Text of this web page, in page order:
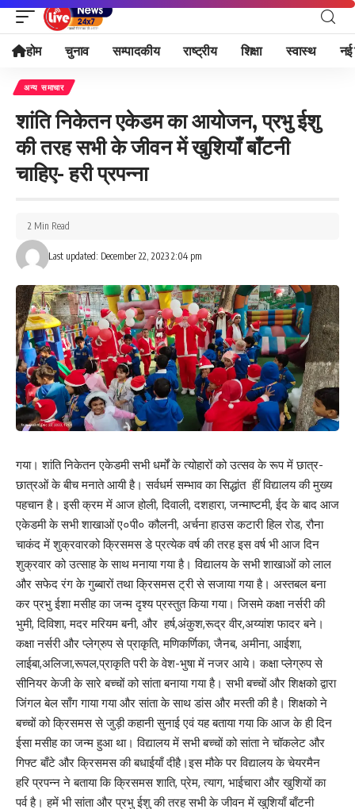
होम चुनाव सम्पादकीय राष्ट्रीय शिक्षा स्वास्थ नई
अन्य समाचार
शांति निकेतन एकेडम का आयोजन, प्रभु ईशु
की तरह सभी के जीवन में खुशियाँ बाँटनी
चाहिए- हरी प्रपन्ना
Last updated: December 22, 2023 2:04 pm
2 Min Read
गया। शांति निकेतन एकेडमी सभी धर्मों के त्योहारों को उत्सव के रूप में छात्र-
छात्रओं के बीच मनाते आयी है। सर्वधर्म सम्भाव का सिद्धांत हीं विद्यालय की मुख्य
पहचान है। इसी क्रम में आज होली, दिवाली, दशहारा, जन्माष्टमी, ईद के बाद आज
एकेडमी के सभी शाखाओं ए०पी० कौलनी, अर्चना हाउस कटारी हिल रोड, रौना
चाकंद में शुक्रवारको क्रिसमस डे प्रत्येक वर्ष की तरह इस वर्ष भी आज दिन
शुक्रवार को उत्साह के साथ मनाया गया है। विद्यालय के सभी शाखाओं को लाल
और सफेद रंग के गुब्बारों तथा क्रिसमस ट्री से सजाया गया है। अस्तबल बना
कर प्रभु ईशा मसीह का जन्म दृश्य प्रस्तुत किया गया। जिसमे कक्षा नर्सरी की
भुमी, दिविशा, मदर मरियम बनी, और हर्ष,अंकुश,रूद्र वीर,अय्यांश फादर बने।
कक्षा नर्सरी और प्लेग्रुप से प्राकृति, मणिकर्णिका, जैनब, अमीना, आईशा,
लाईबा,अलिजा,रूपल,प्राकृति परी के वेश-भुषा में नजर आये। कक्षा प्लेग्रुप से
सीनियर केजी के सारे बच्चों को सांता बनाया गया है। सभी बच्चों और शिक्षको द्वारा
जिंगल बेल साँग गाया गया और सांता के साथ डांस और मस्ती की है। शिक्षको ने
बच्चों को क्रिसमस से जुड़ी कहानी सुनाई एवं यह बताया गया कि आज के ही दिन
ईसा मसीह का जन्म हुआ था। विद्यालय में सभी बच्चों को सांता ने चॉकलेट और
गिफ्ट बाँटे और क्रिसमस की बधाईयाँ दीहै।इस मौके पर विद्यालय के चेयरमैन
हरि प्रपन्न ने बताया कि क्रिसमस शाति, प्रेम, त्याग, भाईचारा और खुशियों का
पर्व है। हमें भी सांता और प्रभु ईशु की तरह सभी के जीवन में खुशियाँ बाँटनी